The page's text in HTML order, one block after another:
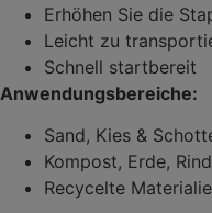
Erhöhen Sie die
Leicht zu
Schnell startbereit
Anwendungsbereiche:
Sand, Kies &
Kompost, Erde,
Recycelte